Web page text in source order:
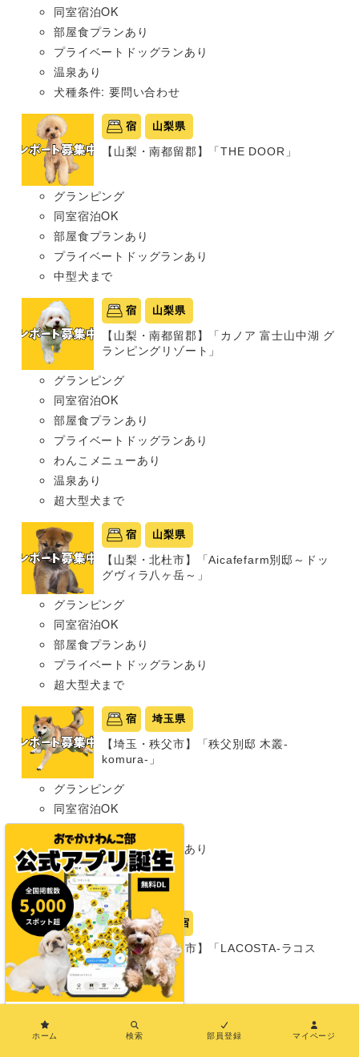
同室宿泊OK
部屋食プランあり
プライベートドッグランあり
温泉あり
犬種条件: 要問い合わせ
宿 山梨県
【山梨・南都留郡】「THE DOOR」
グランピング
同室宿泊OK
部屋食プランあり
プライベートドッグランあり
中型犬まで
宿 山梨県
【山梨・南都留郡】「カノア 富士山中湖 グ
ランピングリゾート」
グランピング
同室宿泊OK
部屋食プランあり
プライベートドッグランあり
わんこメニューあり
温泉あり
超大型犬まで
宿 山梨県
【山梨・北杜市】「Aicafefarm別邸～ドッ
グヴィラ八ヶ岳～」
グランピング
同室宿泊OK
部屋食プランあり
プライベートドッグランあり
超大型犬まで
宿 埼玉県
【埼玉・秩父市】「秩父別邸 木叢-
komura-」
グランピング
同室宿泊OK
部屋食プランあり
プライベートドッグランあり
わんこメニューあり
超大型犬まで
岡山県 宿
【岡山・瀬戸内市】「LACOSTA-ラコス
タ-」
グランピング
部屋食プランあり
ホーム 検索 部員登録 マイページ